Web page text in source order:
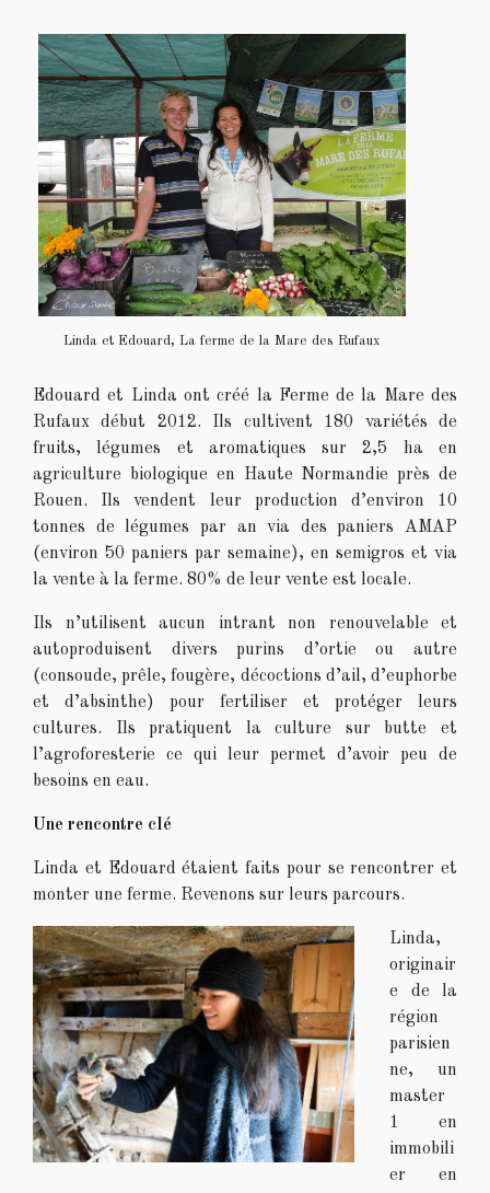
Linda et Edouard, La ferme de la Mare des Rufaux
Edouard et Linda ont créé la Ferme de la Mare des
Rufaux début 2012. Ils cultivent 180 variétés de
fruits, légumes et aromatiques sur 2,5 ha en
agriculture biologique en Haute Normandie près de
Rouen. Ils vendent leur production d’environ 10
tonnes de légumes par an via des paniers AMAP
(environ 50 paniers par semaine), en semigros et via
la vente à la ferme. 80% de leur vente est locale.
Ils n’utilisent aucun intrant non renouvelable et
autoproduisent divers purins d’ortie ou autre
(consoude, prêle, fougère, décoctions d’ail, d’euphorbe
et d’absinthe) pour fertiliser et protéger leurs
cultures. Ils pratiquent la culture sur butte et
l’agroforesterie ce qui leur permet d’avoir peu de
besoins en eau.
Une rencontre clé
Linda et Edouard étaient faits pour se rencontrer et
monter une ferme. Revenons sur leurs parcours.
Linda,
originair
e de la
région
parisien
ne, un
master
1 en
immobili
er en